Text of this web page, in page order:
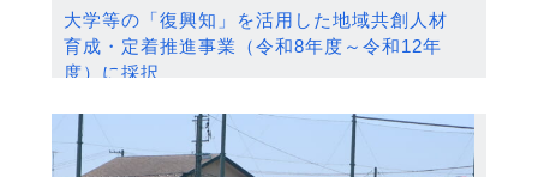
大学等の「復興知」を活用した地域共創人材
育成・定着推進事業（令和8年度～令和12年
度）に採択